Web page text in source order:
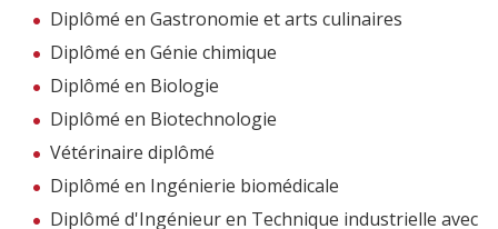
Diplômé en Gastronomie et arts culinaires
Diplômé en Génie chimique
Diplômé en Biologie
Diplômé en Biotechnologie
Vétérinaire diplômé
Diplômé en Ingénierie biomédicale
Diplômé d'Ingénieur en Technique industrielle avec